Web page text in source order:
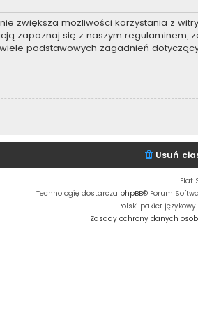
zwiększa możliwości korzystania z
zapoznaj się z naszym regulaminem,
podstawowych zagadnień
Usuń
Flat
Technologię dostarcza phpBB® Forum
Polski pakiet
Zasady ochrony danych